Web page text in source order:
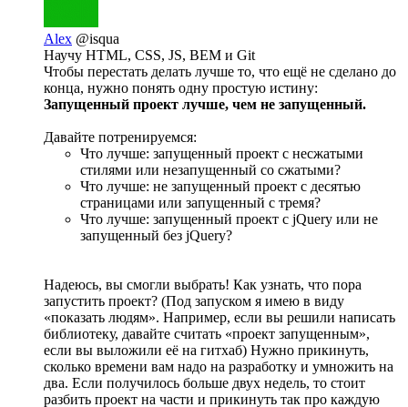
Alex @isqua
Научу HTML, CSS, JS, BEM и Git
Чтобы перестать делать лучше то, что ещё не сделано до
конца, нужно понять одну простую истину:
Запущенный проект лучше, чем не запущенный.
Давайте потренируемся:
Что лучше: запущенный проект с несжатыми
стилями или незапущенный со сжатыми?
Что лучше: не запущенный проект с десятью
страницами или запущенный с тремя?
Что лучше: запущенный проект c jQuery или не
запущенный без jQuery?
Надеюсь, вы смогли выбрать! Как узнать, что пора
запустить проект? (Под запуском я имею в виду
«показать людям». Например, если вы решили написать
библиотеку, давайте считать «проект запущенным»,
если вы выложили её на гитхаб) Нужно прикинуть,
сколько времени вам надо на разработку и умножить на
два. Если получилось больше двух недель, то стоит
разбить проект на части и прикинуть так про каждую